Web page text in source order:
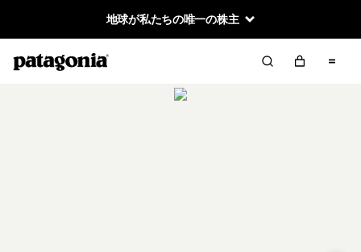
地球が私たちの唯一の株主